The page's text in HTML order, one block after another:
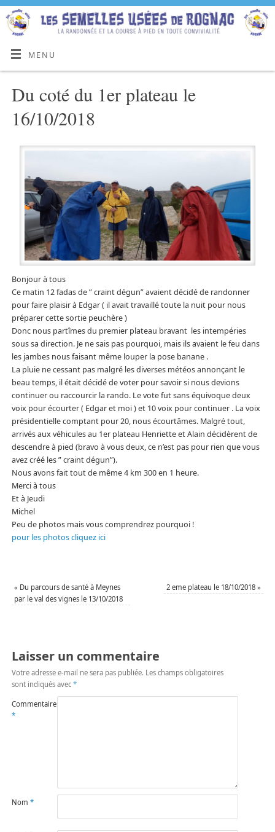
MENU
Du coté du 1er plateau le
16/10/2018
Bonjour à tous
Ce matin 12 fadas de ” craint dégun” avaient décidé de randonner
pour faire plaisir à Edgar ( il avait travaillé toute la nuit pour nous
préparer cette sortie peuchère )
Donc nous partîmes du premier plateau bravant les intempéries
sous sa direction. Je ne sais pas pourquoi, mais ils avaient le feu dans
les jambes nous faisant même louper la pose banane .
La pluie ne cessant pas malgré les diverses météos annonçant le
beau temps, il était décidé de voter pour savoir si nous devions
continuer ou raccourcir la rando. Le vote fut sans équivoque deux
voix pour écourter ( Edgar et moi ) et 10 voix pour continuer . La voix
présidentielle comptant pour 20, nous écourtâmes. Malgré tout,
arrivés aux véhicules au 1er plateau Henriette et Alain décidèrent de
descendre à pied (bravo à vous deux, ce n’est pas pour rien que vous
avez créé les ” craint dégun”).
Nous avons fait tout de même 4 km 300 en 1 heure.
Merci à tous
Et à Jeudi
Michel
Peu de photos mais vous comprendrez pourquoi !
pour les photos cliquez ici
« Du parcours de santé à Meynes
par le val des vignes le 13/10/2018
2 eme plateau le 18/10/2018»
Laisser un commentaire
Votre adresse e-mail ne sera pas publiée. Les champs obligatoires
sont indiqués avec *
Commentaire
*
Nom *